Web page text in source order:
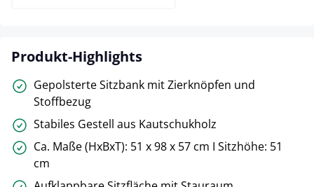
Produkt-Highlights
Gepolsterte Sitzbank mit Zierknöpfen und
Stoffbezug
Stabiles Gestell aus Kautschukholz
Ca. Maße (HxBxT): 51 x 98 x 57 cm I Sitzhöhe: 51
cm